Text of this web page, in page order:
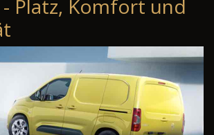
Platz, Komfort und